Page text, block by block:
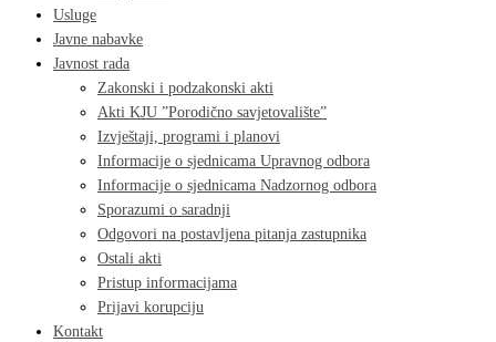
Usluge
Javne nabavke
Javnost rada
Zakonski i podzakonski akti
Akti KJU ”Porodično savjetovalište”
Izvještaji, programi i planovi
Informacije o sjednicama Upravnog odbora
Informacije o sjednicama Nadzornog odbora
Sporazumi o saradnji
Odgovori na postavljena pitanja zastupnika
Ostali akti
Pristup informacijama
Prijavi korupciju
Kontakt